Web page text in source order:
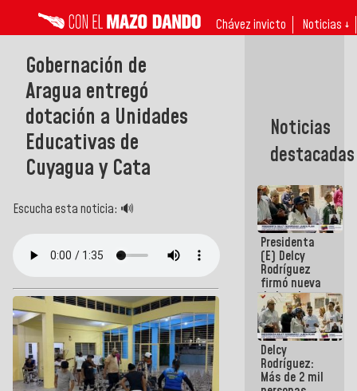
Chávez invicto Noticias ↓
Gobernación de
Aragua entregó
dotación a Unidades
Educativas de
Cuyagua y Cata
Escucha esta noticia: 🔊
Noticias
destacadas
Presidenta
(E) Delcy
Rodríguez
firmó nueva
de Ley de
Arrendamiento
aprobada
por la AN
Delcy
Rodríguez:
Más de 2 mil